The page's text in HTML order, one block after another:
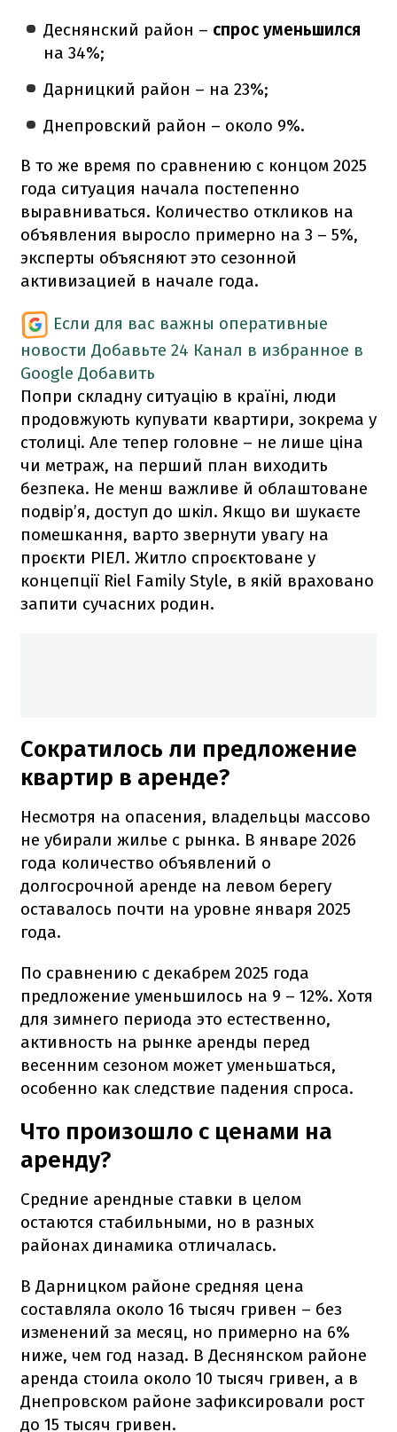
Деснянский район – спрос уменьшился
на 34%;
Дарницкий район – на 23%;
Днепровский район – около 9%.
В то же время по сравнению с концом 2025
года ситуация начала постепенно
выравниваться. Количество откликов на
объявления выросло примерно на 3 – 5%,
эксперты объясняют это сезонной
активизацией в начале года.
Если для вас важны оперативные
новости Добавьте 24 Канал в избранное в
Google Добавить
Попри складну ситуацію в країні, люди
продовжують купувати квартири, зокрема у
столиці. Але тепер головне – не лише ціна
чи метраж, на перший план виходить
безпека. Не менш важливе й облаштоване
подвір’я, доступ до шкіл. Якщо ви шукаєте
помешкання, варто звернути увагу на
проєкти РІЕЛ. Житло спроєктоване у
концепції Riel Family Style, в якій враховано
запити сучасних родин.
Сократилось ли предложение
квартир в аренде?
Несмотря на опасения, владельцы массово
не убирали жилье с рынка. В январе 2026
года количество объявлений о
долгосрочной аренде на левом берегу
оставалось почти на уровне января 2025
года.
По сравнению с декабрем 2025 года
предложение уменьшилось на 9 – 12%. Хотя
для зимнего периода это естественно,
активность на рынке аренды перед
весенним сезоном может уменьшаться,
особенно как следствие падения спроса.
Что произошло с ценами на
аренду?
Средние арендные ставки в целом
остаются стабильными, но в разных
районах динамика отличалась.
В Дарницком районе средняя цена
составляла около 16 тысяч гривен – без
изменений за месяц, но примерно на 6%
ниже, чем год назад. В Деснянском районе
аренда стоила около 10 тысяч гривен, а в
Днепровском районе зафиксировали рост
до 15 тысяч гривен.